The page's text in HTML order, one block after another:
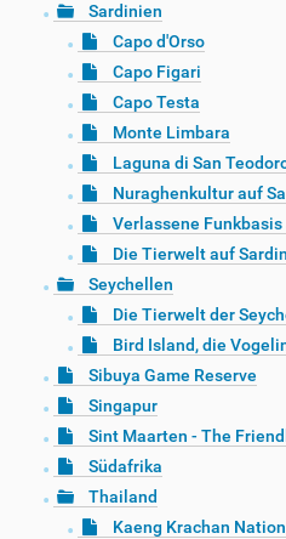
Sardinien
Capo d'Orso
Capo Figari
Capo Testa
Monte Limbara
Laguna di San
Nuraghenkultur auf
Verlassene
Die Tierwelt auf
Seychellen
Die Tierwelt der
Bird Island, die
Sibuya Game Reserve
Singapur
Sint Maarten - The
Südafrika
Thailand
Kaeng Krachan